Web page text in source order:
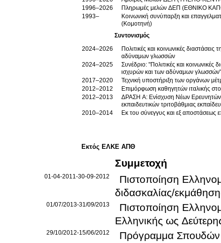
1996–2026
Πληρωμές μελών ΔΕΠ (ΕΘΝΙΚΟ
1993–
Κοινωνική συνύπαρξη και
(Κομοτηνή)
Συντονισμός
2024–2026
Πολιτικές και κοινωνικές
αδύναμων γλωσσών
2024–2025
Συνέδριο: "Πολιτικές και
ισχυρών και των αδύναμων
2017–2020
Τεχνική υποστήριξη των οργάνων
2012–2012
Επιμόρφωση καθηγητών ιταλικής
2012–2013
ΔΡΑΣΗ Α: Ενίσχυση Νέων Ερευνητών
εκπαιδευτικών τριτοβάθμιας
2010–2014
Εκ του σύνεγγυς και εξ αποστάσεως
Εκτός ΕΛΚΕ ΑΠΘ
Συμμετοχή
01-04-2011-30-09-2012
Πιστοποίηση
διδασκαλίας/
01/07/2013-31/09/2013
Πιστοποίηση
Ελληνικής ως
29/10/2012-15/06/2012 Πρόγραμμα Σπουδών